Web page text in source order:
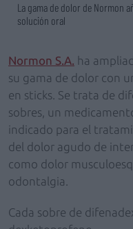
La gama de dolor de Normon
solución oral
Normon S.A. ha
su gama de dolor con
en sticks. Se trata de
sobres, un
indicado para el
del dolor agudo de
como dolor
odontalgia.
Cada sobre de